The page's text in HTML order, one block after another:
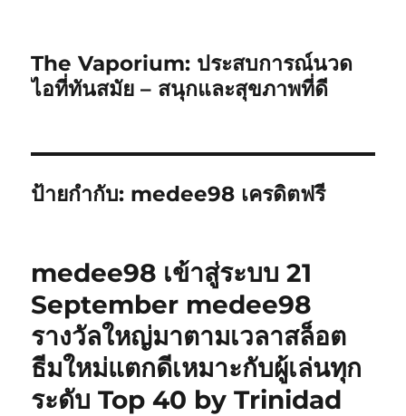
The Vaporium: ประสบการณ์นวด
ไอที่ทันสมัย – สนุกและสุขภาพที่ดี
ป้ายกำกับ: medee98 เครดิตฟรี
medee98 เข้าสู่ระบบ 21
September medee98
รางวัลใหญ่มาตามเวลาสล็อต
ธีมใหม่แตกดีเหมาะกับผู้เล่นทุก
ระดับ Top 40 by Trinidad